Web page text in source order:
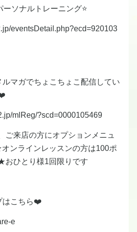
ーソナルトレーニング⭐️
eventsDetail.php?ecd=920103
マガでちょこちょこ配信してい
mlReg/?scd=0000105469
ご来店の方にオプションメニュ
ンラインレッスンの方は100ポ
おひとり様1回限りです
はこちら❤️
e